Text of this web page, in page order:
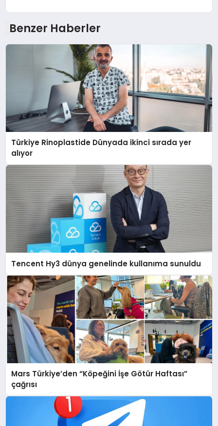
Benzer Haberler
Türkiye Rinoplastide Dünyada ikinci sırada yer
alıyor
Tencent Hy3 dünya genelinde kullanıma sunuldu
Mars Türkiye’den “Köpeğini İşe Götür Haftası”
çağrısı